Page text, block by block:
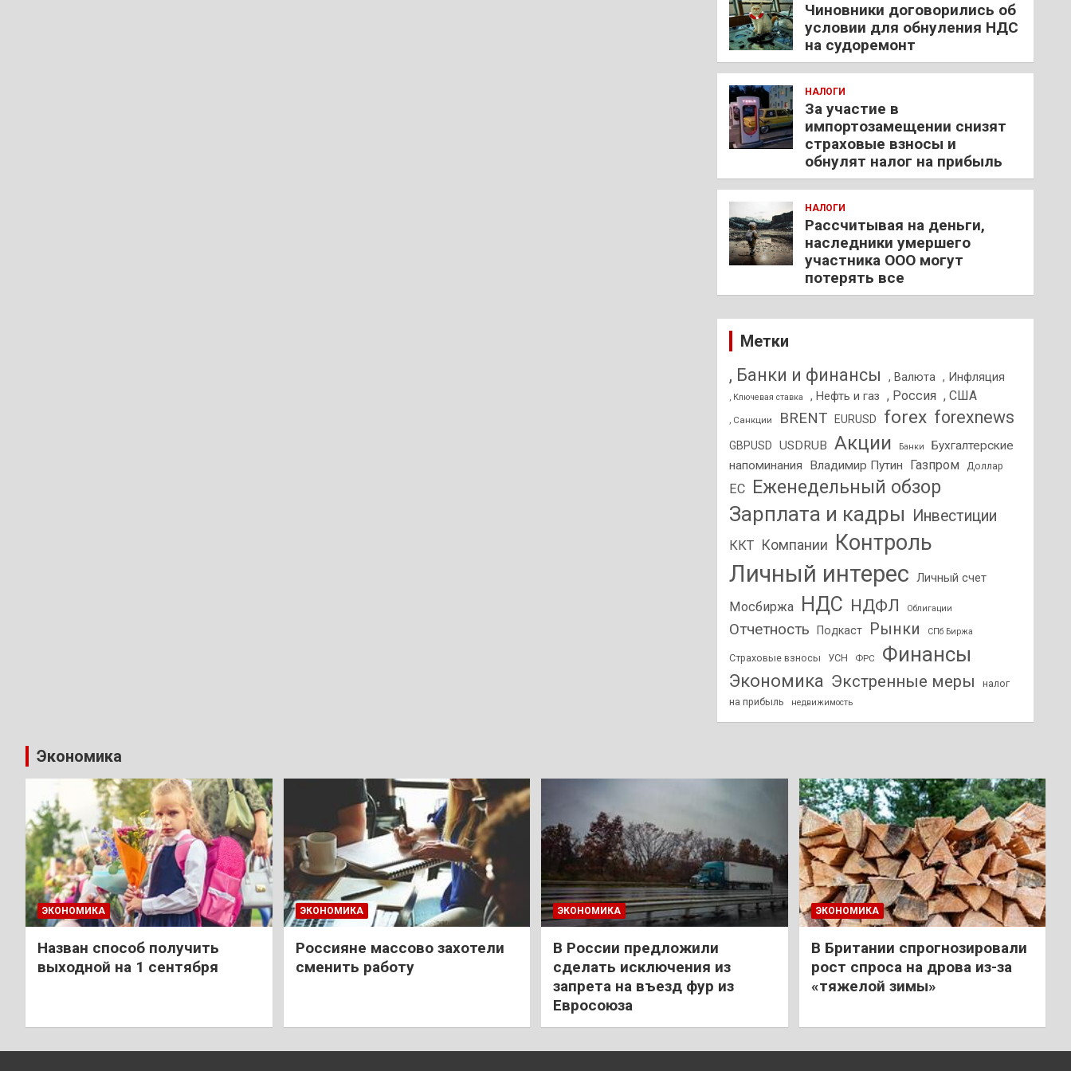
Чиновники договорились об
условии для обнуления НДС
на судоремонт
НАЛОГИ
За участие в
импортозамещении снизят
страховые взносы и
обнулят налог на прибыль
НАЛОГИ
Рассчитывая на деньги,
наследники умершего
участника ООО могут
потерять все
Метки
, Банки и финансы , Валюта , Инфляция
, Ключевая ставка , Нефть и газ , Россия , США
, Санкции BRENT EURUSD forex forexnews
GBPUSD USDRUB Акции Банки
Бухгалтерские
напоминания
Владимир Путин Газпром Доллар
ЕС Еженедельный обзор
Зарплата и кадры Инвестиции
ККТ Компании Контроль
Личный интерес Личный счет
Мосбиржа НДС НДФЛ Облигации
Отчетность Подкаст Рынки СПб Биржа
Страховые взносы УСН ФРС Финансы
Экономика Экстренные меры
налог
на прибыль
недвижимость
Экономика
ЭКОНОМИКА
Назван способ получить
выходной на 1 сентября
ЭКОНОМИКА
Россияне массово захотели
сменить работу
ЭКОНОМИКА
В России предложили
сделать исключения из
запрета на въезд фур из
Евросоюза
ЭКОНОМИКА
В Британии спрогнозировали
рост спроса на дрова из-за
«тяжелой зимы»